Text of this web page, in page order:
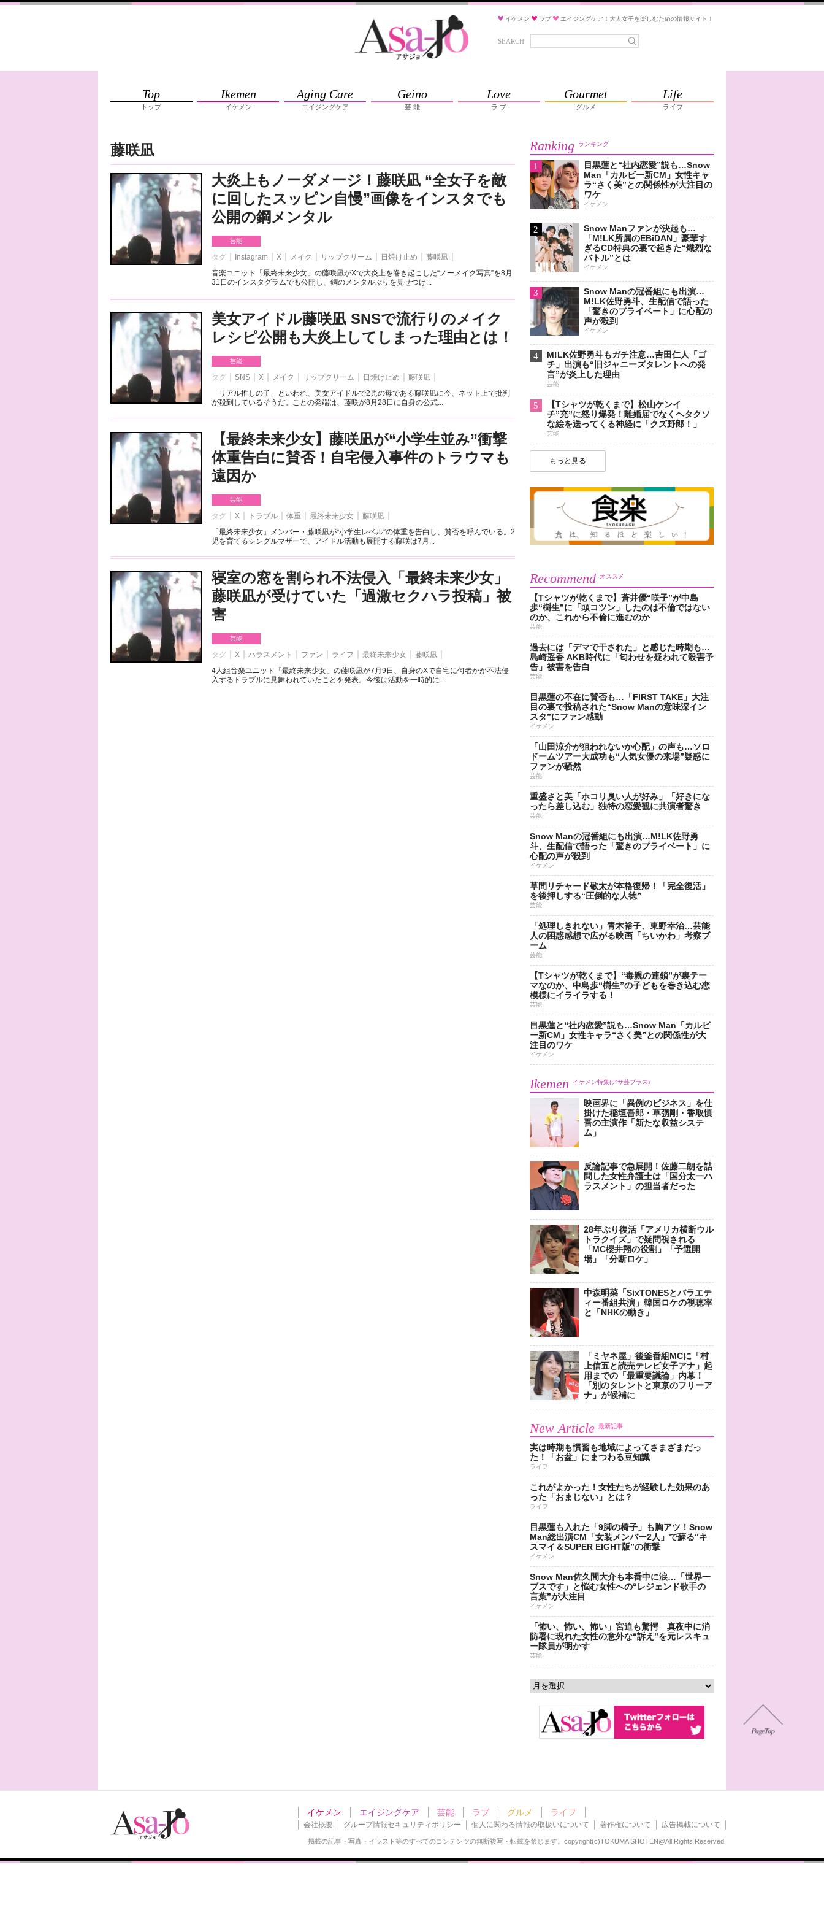
イケメン ラブ エイジングケア！大人女子を楽しむための情報サイト！
SEARCH
Top
トップ
Ikemen
イケメン
Aging Care
エイジングケア
Geino
芸 能
Love
ラ ブ
Gourmet
グルメ
Life
ライフ
藤咲凪
大炎上もノーダメージ！藤咲凪 “全女子を敵
に回したスッピン自慢”画像をインスタでも
公開の鋼メンタル
芸能
タグ Instagram X メイク リップクリーム 日焼け止め
藤咲凪
音楽ユニット「最終未来少女」の藤咲凪がXで大炎上を巻き起こした“ノーメイク写真”を8月
31日のインスタグラムでも公開し、鋼のメンタルぶりを見せつけ...
美女アイドル藤咲凪 SNSで流行りのメイク
レシピ公開も大炎上してしまった理由とは！
芸能
タグ SNS X メイク リップクリーム 日焼け止め
藤咲凪
「リアル推しの子」といわれ、美女アイドルで2児の母である藤咲凪に今、ネット上で批判
が殺到しているそうだ。ことの発端は、藤咲が8月28日に自身の公式...
【最終未来少女】藤咲凪が“小学生並み”衝撃
体重告白に賛否！自宅侵入事件のトラウマも
遠因か
芸能
タグ X トラブル 体重 最終未来少女
藤咲凪
「最終未来少女」メンバー・藤咲凪が“小学生レベル”の体重を告白し、賛否を呼んでいる。2
児を育てるシングルマザーで、アイドル活動も展開する藤咲は7月...
寝室の窓を割られ不法侵入「最終未来少女」
藤咲凪が受けていた「過激セクハラ投稿」被
害
芸能
タグ X ハラスメント ファン ライフ 最終未来少女
藤咲凪
4人組音楽ユニット「最終未来少女」の藤咲凪が7月9日、自身のXで自宅に何者かが不法侵
入するトラブルに見舞われていたことを発表。今後は活動を一時的に...
Ranking ランキング
1
目黒蓮と“社内恋愛”説も…Snow
Man「カルビー新CM」女性キャ
ラ“さく美”との関係性が大注目の
ワケ
イケメン
2
Snow Manファンが決起も…
「M!LK所属のEBiDAN」豪華す
ぎるCD特典の裏で起きた“熾烈な
バトル”とは
イケメン
3
Snow Manの冠番組にも出演…
M!LK佐野勇斗、生配信で語った
「驚きのプライベート」に心配の
声が殺到
イケメン
4
M!LK佐野勇斗もガチ注意…吉田仁人「ゴ
チ」出演も“旧ジャニーズタレントへの発
言”が炎上した理由
芸能
5
【Tシャツが乾くまで】松山ケンイ
チ”充”に怒り爆発！離婚届でなくヘタクソ
な絵を送ってくる神経に「クズ野郎！」
芸能
もっと見る
Recommend オススメ
【Tシャツが乾くまで】蒼井優“咲子”が中島
歩“樹生”に「頭コツン」したのは不倫ではない
のか、これから不倫に進むのか
芸能
過去には「デマで干された」と感じた時期も…
島崎遥香 AKB時代に「匂わせを疑われて殺害予
告」被害を告白
芸能
目黒蓮の不在に賛否も…「FIRST TAKE」大注
目の裏で投稿された“Snow Manの意味深イン
スタ”にファン感動
イケメン
「山田涼介が狙われないか心配」の声も…ソロ
ドームツアー大成功も“人気女優の来場”疑惑に
ファンが騒然
芸能
重盛さと美「ホコリ臭い人が好み」「好きにな
ったら差し込む」独特の恋愛観に共演者驚き
芸能
Snow Manの冠番組にも出演…M!LK佐野勇
斗、生配信で語った「驚きのプライベート」に
心配の声が殺到
イケメン
草間リチャード敬太が本格復帰！「完全復活」
を後押しする“圧倒的な人徳”
芸能
「処理しきれない」青木裕子、東野幸治…芸能
人の困惑感想で広がる映画「ちいかわ」考察ブ
ーム
芸能
【Tシャツが乾くまで】“毒親の連鎖”が裏テー
マなのか、中島歩“樹生”の子どもを巻き込む恋
模様にイライラする！
芸能
目黒蓮と“社内恋愛”説も…Snow Man「カルビ
ー新CM」女性キャラ“さく美”との関係性が大
注目のワケ
イケメン
Ikemen イケメン特集(アサ芸プラス)
映画界に「異例のビジネス」を仕
掛けた稲垣吾郎・草彅剛・香取慎
吾の主演作「新たな収益システ
ム」
反論記事で急展開！佐藤二朗を詰
問した女性弁護士は「国分太一ハ
ラスメント」の担当者だった
28年ぶり復活「アメリカ横断ウル
トラクイズ」で疑問視される
「MC櫻井翔の役割」「予選開
場」「分断ロケ」
中森明菜「SixTONESとバラエテ
ィー番組共演」韓国ロケの視聴率
と「NHKの動き」
「ミヤネ屋」後釜番組MCに「村
上信五と読売テレビ女子アナ」起
用までの「最重要議論」内幕！
「別のタレントと東京のフリーア
ナ」が候補に
New Article 最新記事
実は時期も慣習も地域によってさまざまだっ
た！「お盆」にまつわる豆知識
ライフ
これがよかった！女性たちが経験した効果のあ
った「おまじない」とは？
ライフ
目黒蓮も入れた「9脚の椅子」も胸アツ！Snow
Man総出演CM「女装メンバー2人」で蘇る“キ
スマイ＆SUPER EIGHT版”の衝撃
イケメン
Snow Man佐久間大介も本番中に涙…「世界一
ブスです」と悩む女性への“レジェンド歌手の
言葉”が大注目
イケメン
「怖い、怖い、怖い」宮迫も驚愕 真夜中に消
防署に現れた女性の意外な“訴え”を元レスキュ
ー隊員が明かす
芸能
イケメン エイジングケア 芸能 ラブ グルメ ライフ
会社概要 グループ情報セキュリティポリシー 個人に関わる情報の取扱いについて 著作権について 広告掲載について
掲載の記事・写真・イラスト等のすべてのコンテンツの無断複写・転載を禁じます。 copyright(c)TOKUMA SHOTEN@All Rights Reserved.